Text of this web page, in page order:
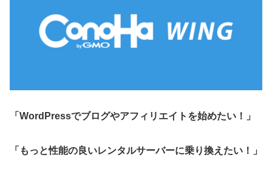
「WordPressでブログやアフィリエイトを始めたい！」
「もっと性能の良いレンタルサーバーに乗り換えたい！」